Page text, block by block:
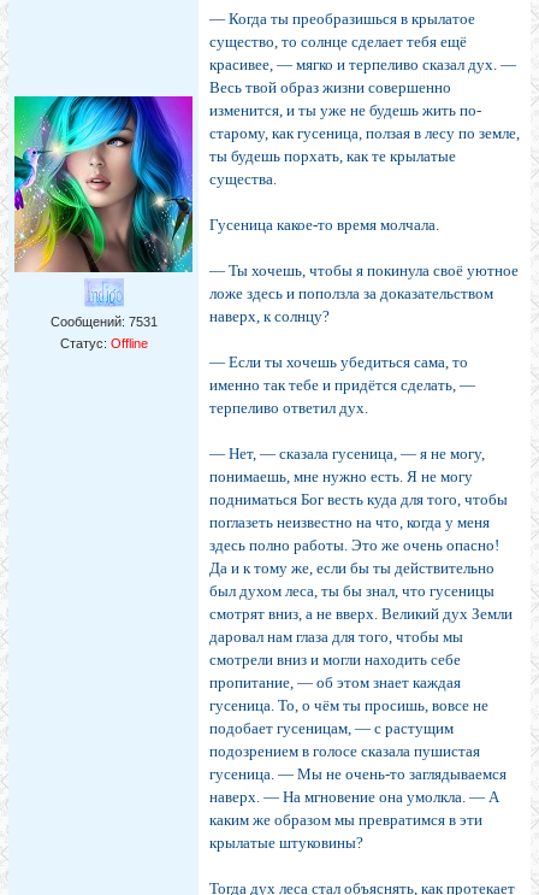
Сообщений: 7531
Статус: Offline
— Когда ты преобразишься в крылатое
существо, то солнце сделает тебя ещё
красивее, — мягко и терпеливо сказал дух. —
Весь твой образ жизни совершенно
изменится, и ты уже не будешь жить по-
старому, как гусеница, ползая в лесу по земле,
ты будешь порхать, как те крылатые
существа.
Гусеница какое-то время молчала.
— Ты хочешь, чтобы я покинула своё уютное
ложе здесь и поползла за доказательством
наверх, к солнцу?
— Если ты хочешь убедиться сама, то
именно так тебе и придётся сделать, —
терпеливо ответил дух.
— Нет, — сказала гусеница, — я не могу,
понимаешь, мне нужно есть. Я не могу
подниматься Бог весть куда для того, чтобы
поглазеть неизвестно на что, когда у меня
здесь полно работы. Это же очень опасно!
Да и к тому же, если бы ты действительно
был духом леса, ты бы знал, что гусеницы
смотрят вниз, а не вверх. Великий дух Земли
даровал нам глаза для того, чтобы мы
смотрели вниз и могли находить себе
пропитание, — об этом знает каждая
гусеница. То, о чём ты просишь, вовсе не
подобает гусеницам, — с растущим
подозрением в голосе сказала пушистая
гусеница. — Мы не очень-то заглядываемся
наверх. — На мгновение она умолкла. — А
каким же образом мы превратимся в эти
крылатые штуковины?
Тогда дух леса стал объяснять, как протекает